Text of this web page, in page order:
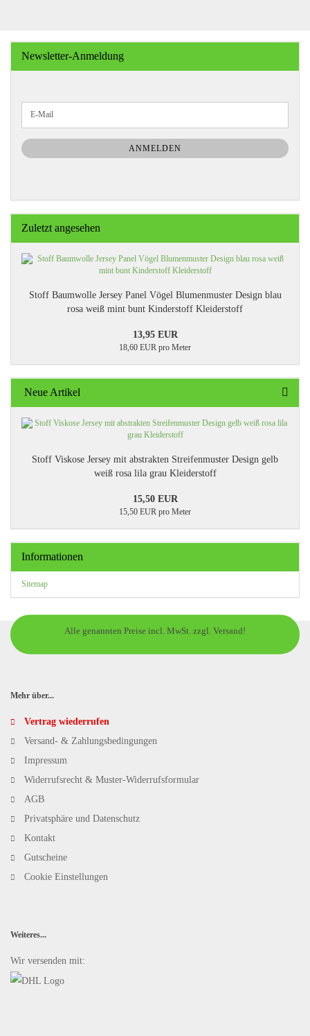
Newsletter-Anmeldung
ZUR
NEWSLETTER-
ANMELDUNG
E-
ANMELDEN
Zuletzt angesehen
Stoff Baumwolle Jersey Panel Vögel Blumenmuster Design blau
rosa weiß mint bunt Kinderstoff Kleiderstoff
13,95 EUR
18,60 EUR pro Meter
Neue Artikel
Stoff Viskose Jersey mit abstrakten Streifenmuster Design gelb
weiß rosa lila grau Kleiderstoff
15,50 EUR
15,50 EUR pro Meter
Informationen
Sitemap
Alle genannten Preise incl. MwSt. zzgl. Versand!
Mehr über...
Vertrag wiederrufen
Versand- & Zahlungsbedingungen
Impressum
Widerrufsrecht & Muster-Widerrufsformular
AGB
Privatsphäre und Datenschutz
Kontakt
Gutscheine
Cookie Einstellungen
Weiteres...
Wir versenden mit: